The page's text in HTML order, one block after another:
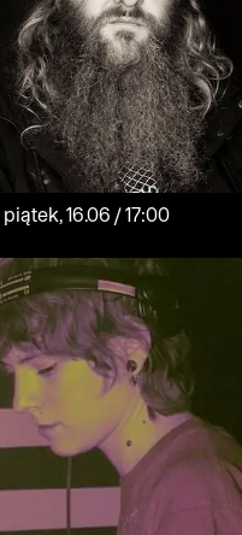
piątek, 16.06 / 17:00